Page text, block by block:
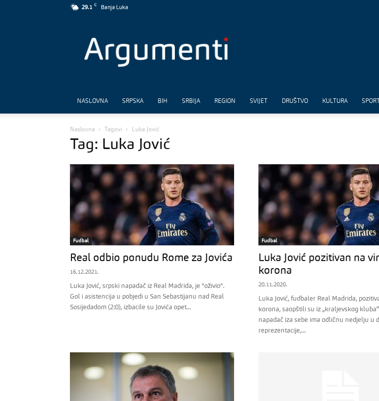
29.1
C
Banja Luka
NASLOVNA SRPSKA BIH SRBIJA REGION SVIJET DRUŠTVO KULTURA SPORT
Naslovna Tagovi Luka Jović
Tag: Luka Jović
Fudbal
Real odbio ponudu Rome za Jovića
16.12.2021.
Luka Jović, srpski napadač iz Real Madrida, je "oživio".
Gol i asistencija u pobjedi u San Sebastijanu nad Real
Sosijedadom (2:0), izbacile su Jovića opet...
Fudbal
Luka Jović pozitivan na
korona
20.11.2020.
Luka Jović, fudbaler Real Madrida,
korona, saopštili su iz „kraljevskog
napadač iza sebe ima odličnu nedjelju u
reprezentacije,...